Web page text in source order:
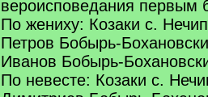
вероисповедания первым
По жениху: Козаки с.
Петров Бобырь-
Иванов Бобырь-
По невесте: Козаки с.